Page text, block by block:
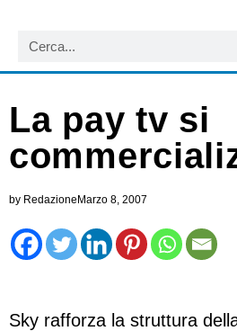
La pay tv si
by Redazione Marzo 8, 2007
Sky rafforza la struttura